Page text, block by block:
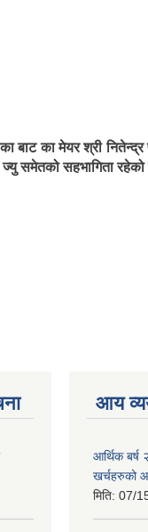
का मेयर श्री नितेन्द्र
समेतको सहभागिता रहेको
आय
आर्थिक बर्ष
खर्चहरुको
मिति: 07/